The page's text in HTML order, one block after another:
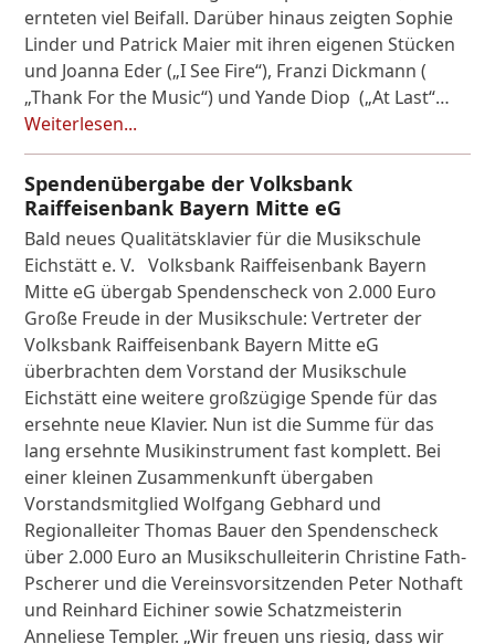
ernteten viel Beifall. Darüber hinaus zeigten Sophie
Linder und Patrick Maier mit ihren eigenen Stücken
und Joanna Eder („I See Fire“), Franzi Dickmann (
„Thank For the Music“) und Yande Diop („At Last“…
Weiterlesen...
Spendenübergabe der Volksbank
Raiffeisenbank Bayern Mitte eG
Bald neues Qualitätsklavier für die Musikschule
Eichstätt e. V. Volksbank Raiffeisenbank Bayern
Mitte eG übergab Spendenscheck von 2.000 Euro
Große Freude in der Musikschule: Vertreter der
Volksbank Raiffeisenbank Bayern Mitte eG
überbrachten dem Vorstand der Musikschule
Eichstätt eine weitere großzügige Spende für das
ersehnte neue Klavier. Nun ist die Summe für das
lang ersehnte Musikinstrument fast komplett. Bei
einer kleinen Zusammenkunft übergaben
Vorstandsmitglied Wolfgang Gebhard und
Regionalleiter Thomas Bauer den Spendenscheck
über 2.000 Euro an Musikschulleiterin Christine Fath-
Pscherer und die Vereinsvorsitzenden Peter Nothaft
und Reinhard Eichiner sowie Schatzmeisterin
Anneliese Templer. „Wir freuen uns riesig, dass wir